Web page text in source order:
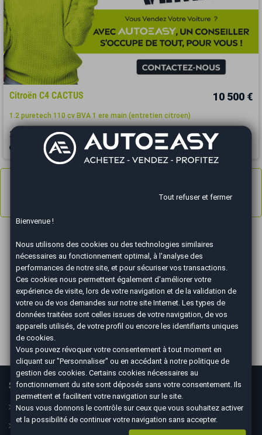
Citroën C4 CACTUS 10 500 €
1.2 puretech 110 cv BVA 1 ere main (entretien citroen)
2019 39900 km ESSENCE Automatique
Chalon-sur-Saône - 71100
Résultats 1 - 3 sur 3.
ILS PARLENT DE NOUS
Services
Guide
Assurance
En savoir plus
Le concept
Nos CGV
Tout refuser et fermer
Bienvenue !
Nous utilisons des cookies ou des technologies similaires
nécessaires au fonctionnement optimal, à l'analyse des
performances de notre site, et pour sécuriser vos transactions.
Ces cookies nous permettent également d'améliorer votre
expérience de visite, lors de votre navigation et de la validation de
votre ou de vos demandes sur notre site Internet. Les types de
données traitées sont celles issues de votre navigation, de vos
appareils utilisés, de votre profil ou encore les identifiants uniques
de cookies.
Vous pouvez révoquer votre consentement à tout moment en
cliquant sur "Personnaliser" ou en accédant à notrepolitique de
gestion des cookies . Certains cookies nécessaires au
fonctionnement du site sont déposés sans votre consentement. Ils
permettent et facilitent votre navigation sur le site.
Nous vous donnons le contrôle sur ceux que vous souhaitez activer
et la possibilité de continuer votre navigation sans accepter.